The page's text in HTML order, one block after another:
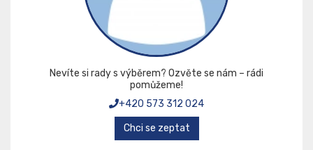
Nevíte si rady s výběrem? Ozvěte se nám – rádi
pomůžeme!
+420 573 312 024
Chci se zeptat